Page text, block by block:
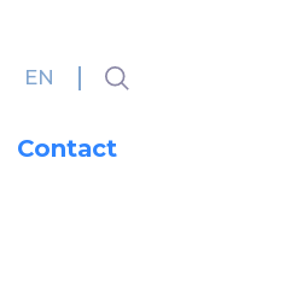
EN
Contact